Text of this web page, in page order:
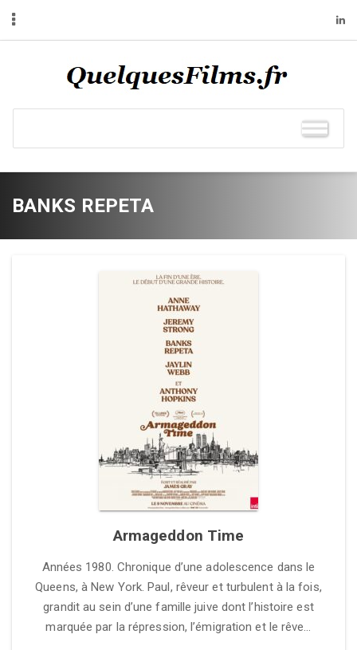
BANKS REPETA
Armageddon Time
Années 1980. Chronique d’une adolescence dans le
Queens, à New York. Paul, rêveur et turbulent à la fois,
grandit au sein d’une famille juive dont l’histoire est
marquée par la répression, l’émigration et le rêve…